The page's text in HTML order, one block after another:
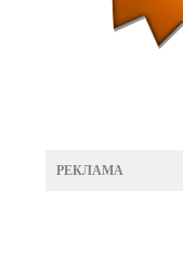
РЕКЛАМА